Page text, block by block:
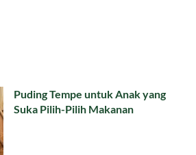
Puding Tempe untuk Anak yang
Suka Pilih-Pilih Makanan